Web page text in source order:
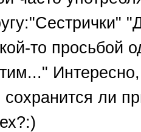
то просьбой
сохранится ли